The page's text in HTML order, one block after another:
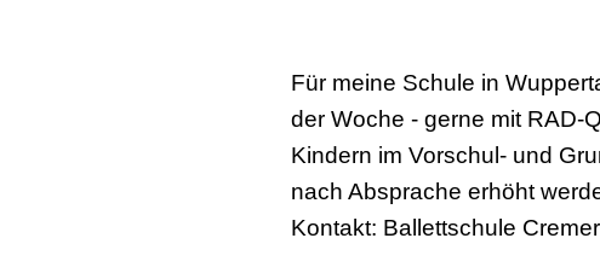
Für meine Schule in
der Woche - gerne mit RAD-
Kindern im Vorschul- und
nach Absprache erhöht
Kontakt: Ballettschule